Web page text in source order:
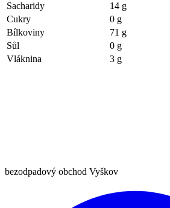
Sacharidy
14 g
Cukry
0 g
Bílkoviny
71 g
Sůl
0 g
Vláknina
3 g
bezodpadový obchod Vyškov